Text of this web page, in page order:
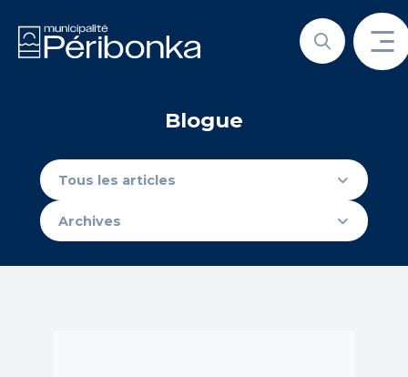
Recherche
Recherche par mots-clés
Blogue
Tous les articles
Archives